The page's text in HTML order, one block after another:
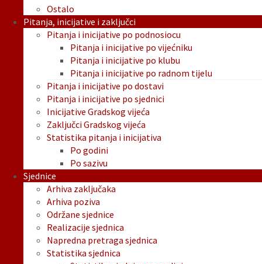
Ostalo
Pitanja, inicijative i zaključci
Pitanja i inicijative po podnosiocu
Pitanja i inicijative po vijećniku
Pitanja i inicijative po klubu
Pitanja i inicijative po radnom tijelu
Pitanja i inicijative po dostavi
Pitanja i inicijative po sjednici
Inicijative Gradskog vijeća
Zaključci Gradskog vijeća
Statistika pitanja i inicijativa
Po godini
Po sazivu
Sjednice
Arhiva zaključaka
Arhiva poziva
Održane sjednice
Realizacije sjednica
Napredna pretraga sjednica
Statistika sjednica